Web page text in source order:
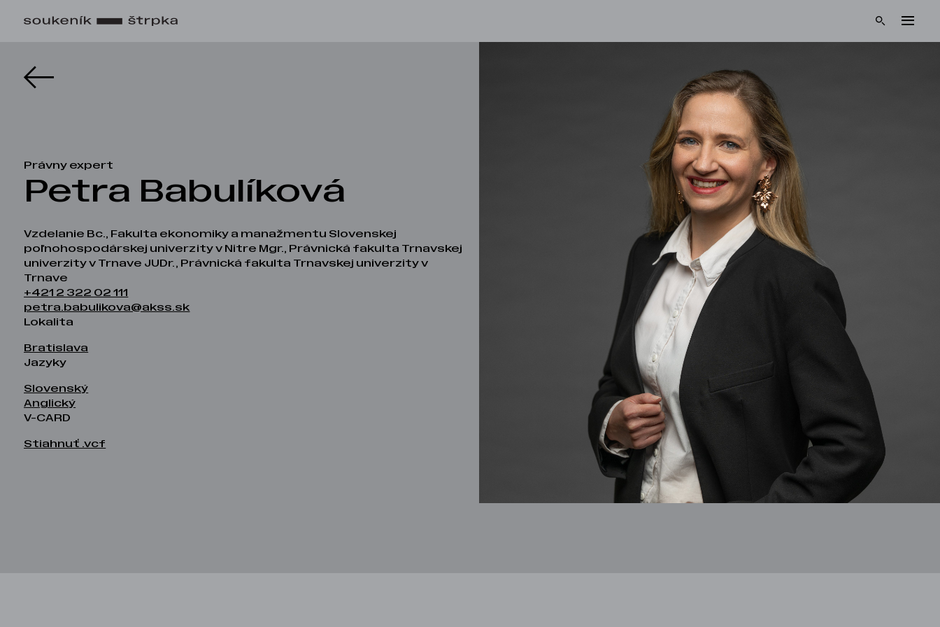
Právny expert
Petra Babulíková
Vzdelanie Bc., Fakulta ekonomiky a manažmentu Slovenskej
poľnohospodárskej univerzity v Nitre Mgr., Právnická fakulta Trnavskej
univerzity v Trnave JUDr., Právnická fakulta Trnavskej univerzity v
Trnave
+421 2 322 02 111
petra.babulikova@akss.sk
Lokalita
Bratislava
Jazyky
Slovenský
Anglický
V-CARD
Stiahnuť .vcf